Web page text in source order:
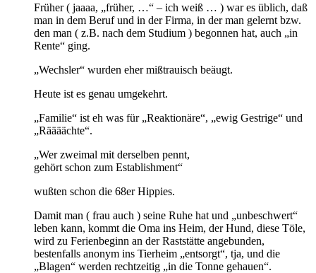
Früher ( jaaaa, „früher, …“ – ich weiß … ) war es üblich, daß
man in dem Beruf und in der Firma, in der man gelernt bzw.
den man ( z.B. nach dem Studium ) begonnen hat, auch „in
Rente“ ging.
„Wechsler“ wurden eher mißtrauisch beäugt.
Heute ist es genau umgekehrt.
„Familie“ ist eh was für „Reaktionäre“, „ewig Gestrige“ und
„Räääächte“.
„Wer zweimal mit derselben pennt,
gehört schon zum Establishment“
wußten schon die 68er Hippies.
Damit man ( frau auch ) seine Ruhe hat und „unbeschwert“
leben kann, kommt die Oma ins Heim, der Hund, diese Töle,
wird zu Ferienbeginn an der Raststätte angebunden,
bestenfalls anonym ins Tierheim „entsorgt“, tja, und die
„Blagen“ werden rechtzeitig „in die Tonne gehauen“.